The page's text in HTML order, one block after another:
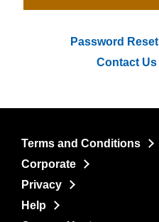
Password Reset
Contact Us
Terms and Conditions
Corporate
Privacy
Help